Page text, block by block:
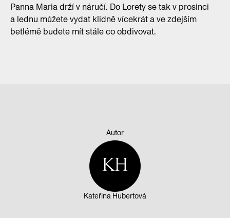
Panna Maria drží v náručí. Do Lorety se tak v prosinci
a lednu můžete vydat klidně vícekrát a ve zdejším
betlémě budete mít stále co obdivovat.
Autor
KH
Kateřina Hubertová